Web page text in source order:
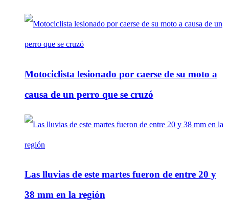
Motociclista lesionado por caerse de su moto a
causa de un perro que se cruzó
Las lluvias de este martes fueron de entre 20 y
38 mm en la región